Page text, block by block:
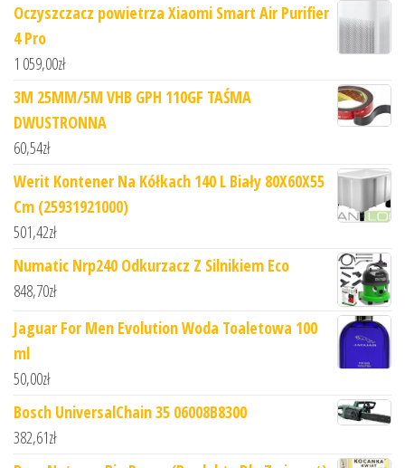
Oczyszczacz powietrza Xiaomi Smart Air Purifier
4 Pro
1 059,00zł
3M 25MM/5M VHB GPH 110GF TAŚMA
DWUSTRONNA
60,54zł
Werit Kontener Na Kółkach 140 L Biały 80X60X55
Cm (25931921000)
501,42zł
Numatic Nrp240 Odkurzacz Z Silnikiem Eco
848,70zł
Jaguar For Men Evolution Woda Toaletowa 100
ml
50,00zł
Bosch UniversalChain 35 06008B8300
382,61zł